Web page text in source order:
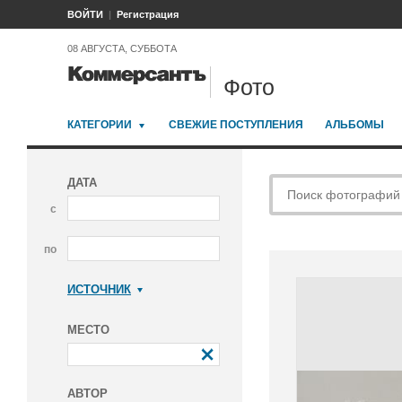
ВОЙТИ Регистрация
08 АВГУСТА, СУББОТА
Фото
КАТЕГОРИИ СВЕЖИЕ ПОСТУПЛЕНИЯ АЛЬБОМЫ
ДАТА
с
по
ИСТОЧНИК
МЕСТО
АВТОР